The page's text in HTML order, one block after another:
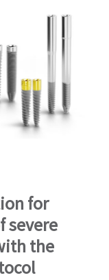
for
severe
the